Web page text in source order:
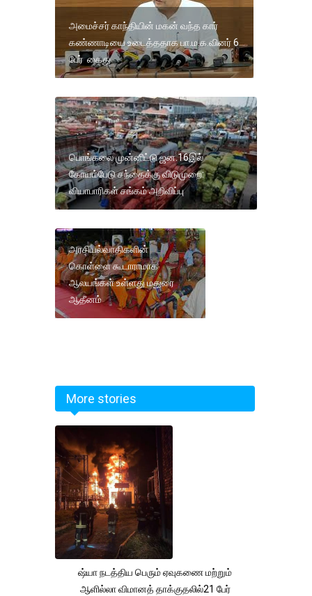
அமைச்சர் காந்தியின் மகன் வந்த கார்
கண்ணாடியை உடைத்ததாக பா.ம.க.வினர் 6
பேர் கைது
பொங்கலை முன்னிட்டு ஜன.16இல்
கோயம்பேடு சந்தைக்கு விடுமுறை:
வியாபாரிகள் சங்கம் அறிவிப்பு
அரசியல்வாதிகளின்
கொள்ளை கூடாராமாக
ஆலயங்கள் உள்ளது மதுரை
ஆதீனம்
More stories
ஷ்யா நடத்திய பெரும் ஏவுகணை மற்றும்
ஆளில்லா விமானத் தாக்குதலில்21 பேர்